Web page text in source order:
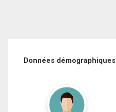
Données démographiques